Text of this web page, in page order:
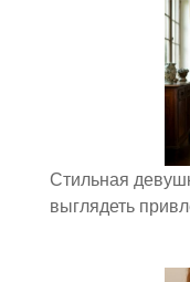
Стильная
выглядеть